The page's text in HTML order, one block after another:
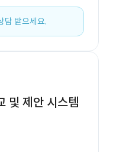
담 받으세요.
및 제안 시스템